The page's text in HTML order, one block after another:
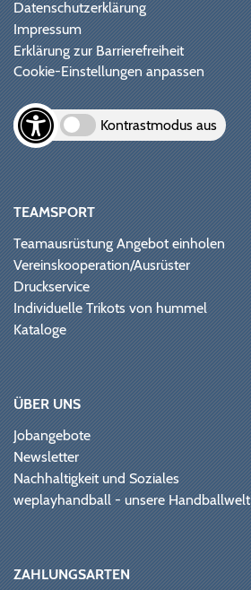
Datenschutzerklärung
Impressum
Erklärung zur Barrierefreiheit
Cookie-Einstellungen anpassen
Kontrastmodus aus
TEAMSPORT
Teamausrüstung Angebot einholen
Vereinskooperation/Ausrüster
Druckservice
Individuelle Trikots von hummel
Kataloge
ÜBER UNS
Jobangebote
Newsletter
Nachhaltigkeit und Soziales
weplayhandball - unsere Handballwelt
ZAHLUNGSARTEN